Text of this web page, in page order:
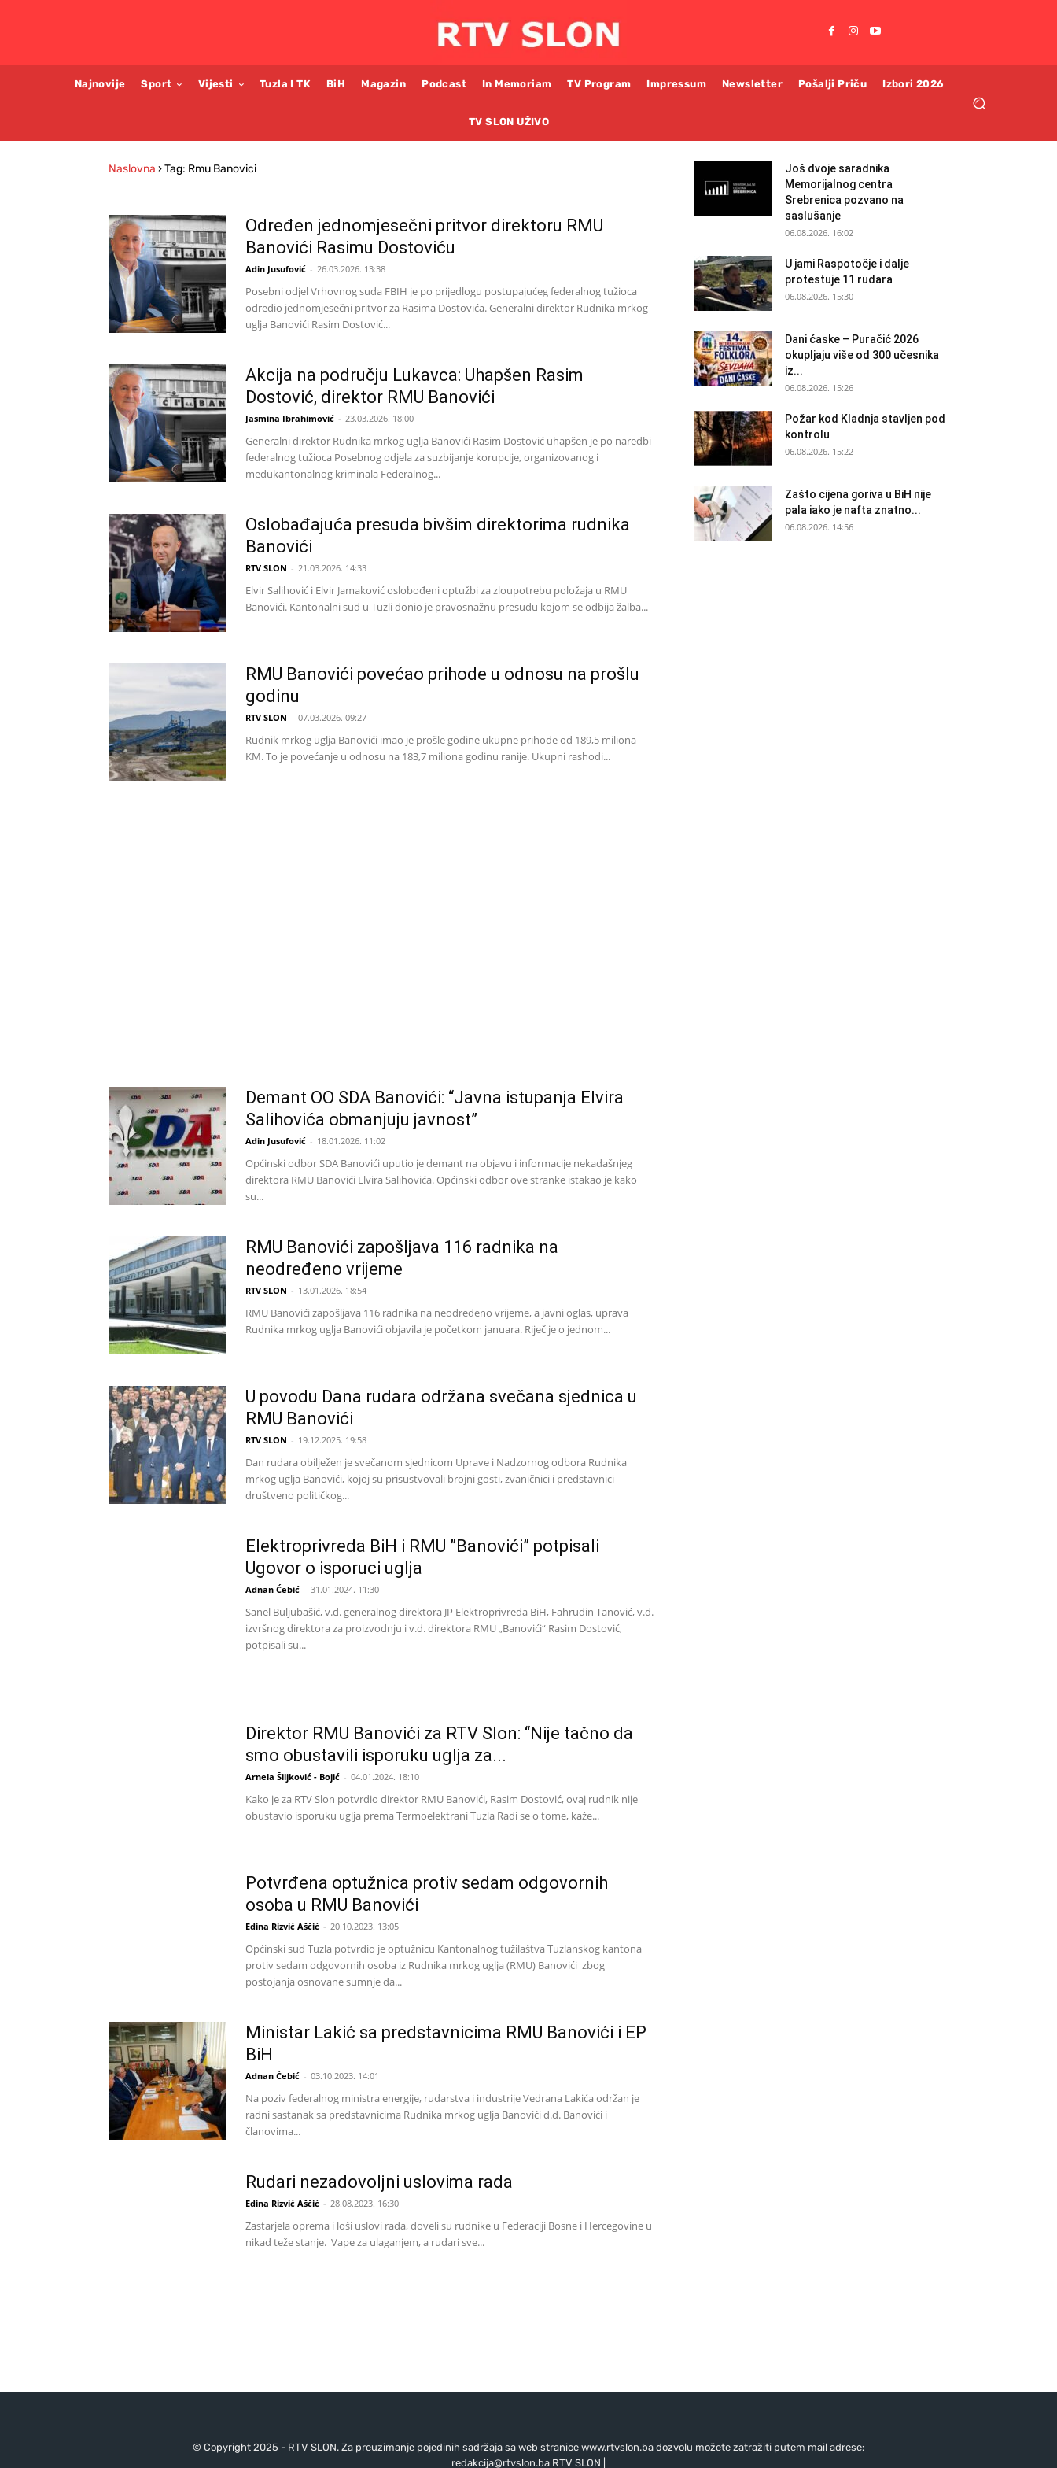
Najnovije Sport Vijesti Tuzla I TK BiH Magazin Podcast In Memoriam TV Program Impressum Newsletter Pošalji Priču Izbori 2026
TV SLON UŽIVO
Naslovna ›Tag: Rmu Banovici
Određen jednomjesečni pritvor direktoru RMU
Banovići Rasimu Dostoviću
Adin Jusufović - 26.03.2026. 13:38
Posebni odjel Vrhovnog suda FBIH je po prijedlogu postupajućeg federalnog tužioca
odredio jednomjesečni pritvor za Rasima Dostovića. Generalni direktor Rudnika mrkog
uglja Banovići Rasim Dostović...
Akcija na području Lukavca: Uhapšen Rasim
Dostović, direktor RMU Banovići
Jasmina Ibrahimović - 23.03.2026. 18:00
Generalni direktor Rudnika mrkog uglja Banovići Rasim Dostović uhapšen je po naredbi
federalnog tužioca Posebnog odjela za suzbijanje korupcije, organizovanog i
međukantonalnog kriminala Federalnog...
Oslobađajuća presuda bivšim direktorima rudnika
Banovići
RTV SLON - 21.03.2026. 14:33
Elvir Salihović i Elvir Jamaković oslobođeni optužbi za zloupotrebu položaja u RMU
Banovići. Kantonalni sud u Tuzli donio je pravosnažnu presudu kojom se odbija žalba...
RMU Banovići povećao prihode u odnosu na prošlu
godinu
RTV SLON - 07.03.2026. 09:27
Rudnik mrkog uglja Banovići imao je prošle godine ukupne prihode od 189,5 miliona
KM. To je povećanje u odnosu na 183,7 miliona godinu ranije. Ukupni rashodi...
Demant OO SDA Banovići: “Javna istupanja Elvira
Salihovića obmanjuju javnost”
Adin Jusufović - 18.01.2026. 11:02
Općinski odbor SDA Banovići uputio je demant na objavu i informacije nekadašnjeg
direktora RMU Banovići Elvira Salihovića. Općinski odbor ove stranke istakao je kako
su...
RMU Banovići zapošljava 116 radnika na
neodređeno vrijeme
RTV SLON - 13.01.2026. 18:54
RMU Banovići zapošljava 116 radnika na neodređeno vrijeme, a javni oglas, uprava
Rudnika mrkog uglja Banovići objavila je početkom januara. Riječ je o jednom...
U povodu Dana rudara održana svečana sjednica u
RMU Banovići
RTV SLON - 19.12.2025. 19:58
Dan rudara obilježen je svečanom sjednicom Uprave i Nadzornog odbora Rudnika
mrkog uglja Banovići, kojoj su prisustvovali brojni gosti, zvaničnici i predstavnici
društveno političkog...
Elektroprivreda BiH i RMU ”Banovići” potpisali
Ugovor o isporuci uglja
Adnan Ćebić - 31.01.2024. 11:30
Sanel Buljubašić, v.d. generalnog direktora JP Elektroprivreda BiH, Fahrudin Tanović, v.d.
izvršnog direktora za proizvodnju i v.d. direktora RMU „Banovići“ Rasim Dostović,
potpisali su...
Direktor RMU Banovići za RTV Slon: “Nije tačno da
smo obustavili isporuku uglja za...
Arnela Šiljković - Bojić - 04.01.2024. 18:10
Kako je za RTV Slon potvrdio direktor RMU Banovići, Rasim Dostović, ovaj rudnik nije
obustavio isporuku uglja prema Termoelektrani Tuzla Radi se o tome, kaže...
Potvrđena optužnica protiv sedam odgovornih
osoba u RMU Banovići
Edina Rizvić Aščić - 20.10.2023. 13:05
Općinski sud Tuzla potvrdio je optužnicu Kantonalnog tužilaštva Tuzlanskog kantona
protiv sedam odgovornih osoba iz Rudnika mrkog uglja (RMU) Banovići zbog
postojanja osnovane sumnje da...
Ministar Lakić sa predstavnicima RMU Banovići i EP
BiH
Adnan Ćebić - 03.10.2023. 14:01
Na poziv federalnog ministra energije, rudarstva i industrije Vedrana Lakića održan je
radni sastanak sa predstavnicima Rudnika mrkog uglja Banovići d.d. Banovići i
članovima...
Rudari nezadovoljni uslovima rada
Edina Rizvić Aščić - 28.08.2023. 16:30
Zastarjela oprema i loši uslovi rada, doveli su rudnike u Federaciji Bosne i Hercegovine u
nikad teže stanje. Vape za ulaganjem, a rudari sve...
Još dvoje saradnika
Memorijalnog centra
Srebrenica pozvano na
saslušanje
06.08.2026. 16:02
U jami Raspotočje i dalje
protestuje 11 rudara
06.08.2026. 15:30
Dani ćaske – Puračić 2026
okupljaju više od 300 učesnika
iz...
06.08.2026. 15:26
Požar kod Kladnja stavljen pod
kontrolu
06.08.2026. 15:22
Zašto cijena goriva u BiH nije
pala iako je nafta znatno...
06.08.2026. 14:56
© Copyright 2025 - RTV SLON. Za preuzimanje pojedinih sadržaja sa web stranice www.rtvslon.ba dozvolu možete zatražiti putem mail adrese:
redakcija@rtvslon.baRTV SLON |